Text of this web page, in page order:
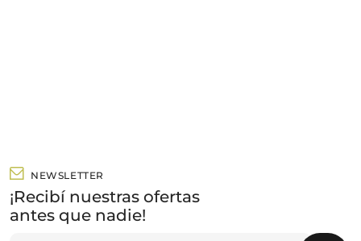
NEWSLETTER
¡Recibí nuestras ofertas
antes que nadie!